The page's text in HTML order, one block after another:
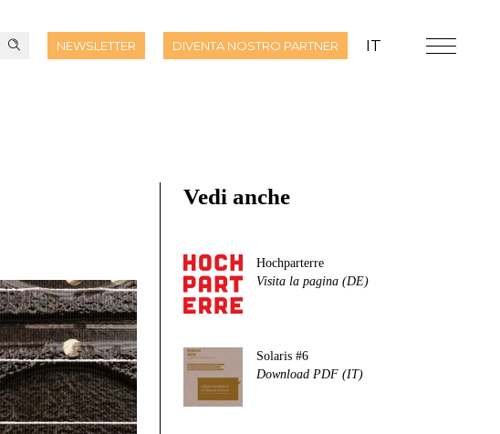
NEWSLETTER DIVENTA NOSTRO PARTNER IT
Vedi anche
Hochparterre
Visita la pagina (DE)
Solaris #6
Download PDF (IT)